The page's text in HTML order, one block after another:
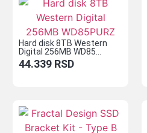
Hard disk 8TB Western
Digital 256MB WD85...
44.339 RSD